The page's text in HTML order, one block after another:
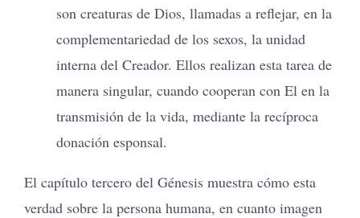
son creaturas de Dios, llamadas a reflejar, en la
complementariedad de los sexos, la unidad
interna del Creador. Ellos realizan esta tarea de
manera singular, cuando cooperan con El en la
transmisión de la vida, mediante la recíproca
donación esponsal.
El capítulo tercero del Génesis muestra cómo esta
verdad sobre la persona humana, en cuanto imagen